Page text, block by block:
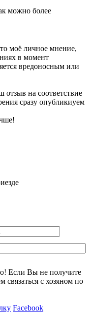
можно более
моё личное мнение,
в момент
вредоносным или
на соответствие
сразу опубликиуем
Если Вы не получите
связаться с хозяном по
Facebook